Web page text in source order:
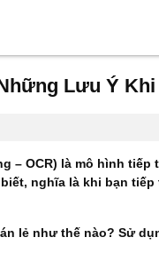
Lưu Ý
– OCR) là mô hình
nghĩa là khi bạn
lẻ như thế nào? Sử